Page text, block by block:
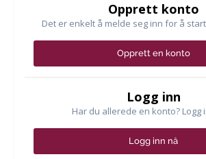
Opprett konto
Det er enkelt å melde seg inn for å
Opprett en konto
Logg inn
Har du allerede en konto? Logg
Logg inn nå